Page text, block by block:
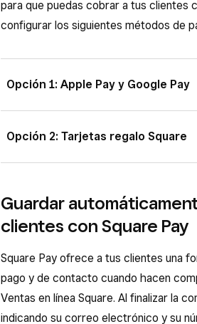
para que puedas cobrar a tus clientes
configurar los siguientes métodos de
Opción 1: Apple Pay y Google Pay
Con Apple Pay y Google Pay, puedes
Inicia sesión en el Panel de
web(o Tienda virtual).
En Square, activa las opciones
como corresponda.
Opción 2: Tarjetas regalo Square
web. Descubre cómoconfigurar y
También puedes venderlas en tu
negocio. Descubre cómovender y
Guardar
clientes con Square Pay
Square Pay ofrece a tus clientes una
pago y de contacto cuando hacen
Ventas en línea Square. Al finalizar la
indicando su correo electrónico y su